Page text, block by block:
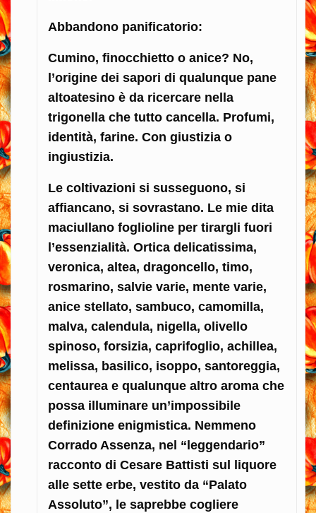
Abbandono panificatorio:
Cumino, finocchietto o anice? No,
l’origine dei sapori di qualunque pane
altoatesino è da ricercare nella
trigonella che tutto cancella. Profumi,
identità, farine. Con giustizia o
ingiustizia.
Le coltivazioni si susseguono, si
affiancano, si sovrastano. Le mie dita
maciullano foglioline per tirargli fuori
l’essenzialità. Ortica delicatissima,
veronica, altea, dragoncello, timo,
rosmarino, salvie varie, mente varie,
anice stellato, sambuco, camomilla,
malva, calendula, nigella, olivello
spinoso, forsizia, caprifoglio, achillea,
melissa, basilico, isoppo, santoreggia,
centaurea e qualunque altro aroma che
possa illuminare un’impossibile
definizione enigmistica. Nemmeno
Corrado Assenza, nel “leggendario”
racconto di Cesare Battisti sul liquore
alle sette erbe, vestito da “Palato
Assoluto”, le saprebbe cogliere